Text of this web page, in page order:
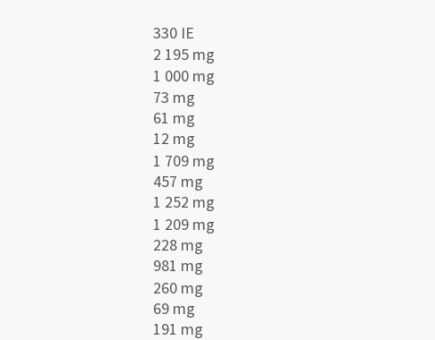
330 IE
2 195 mg
1 000 mg
73 mg
61 mg
12 mg
1 709 mg
457 mg
1 252 mg
1 209 mg
228 mg
981 mg
260 mg
69 mg
191 mg